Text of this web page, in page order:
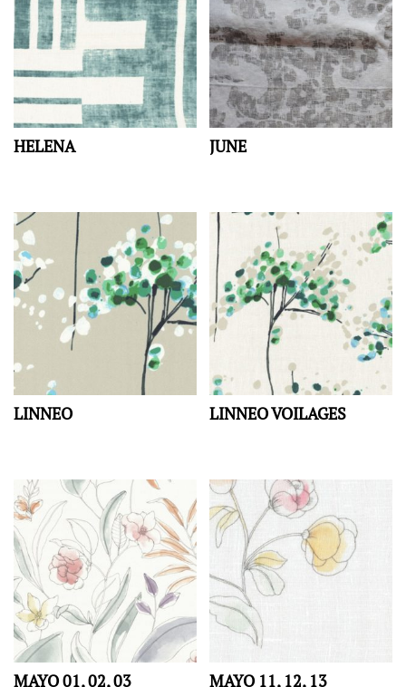
HELENA JUNE
LINNEO LINNEO VOILAGES
MAYO 01, 02, 03 MAYO 11, 12, 13